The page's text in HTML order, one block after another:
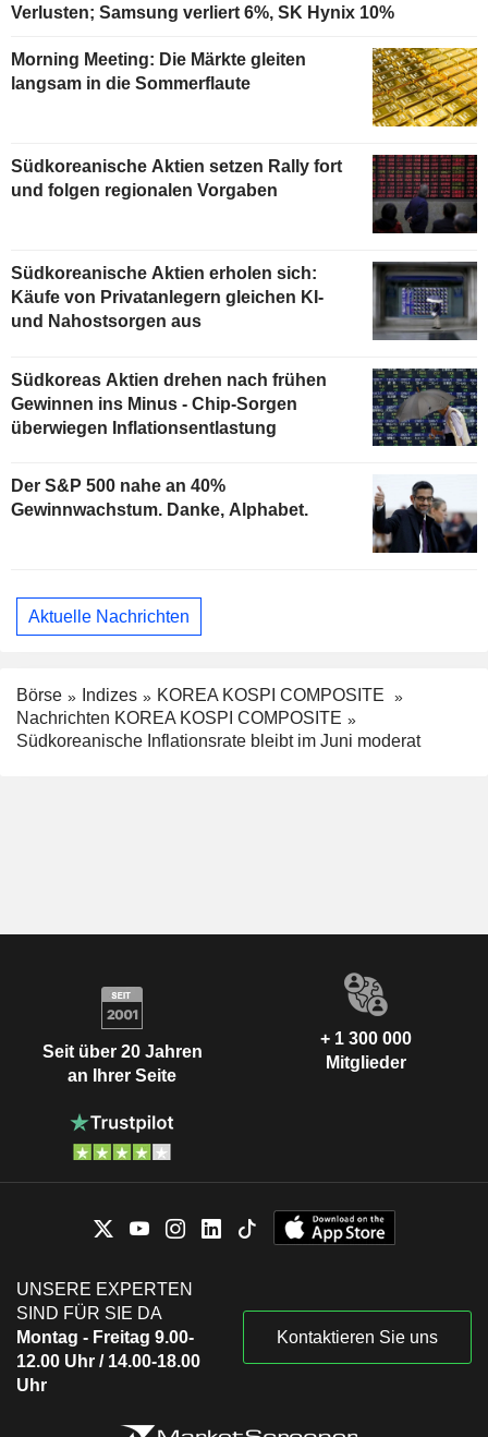
Verlusten; Samsung verliert 6%, SK Hynix 10%
Morning Meeting: Die Märkte gleiten
langsam in die Sommerflaute
Südkoreanische Aktien setzen Rally fort
und folgen regionalen Vorgaben
Südkoreanische Aktien erholen sich:
Käufe von Privatanlegern gleichen KI-
und Nahostsorgen aus
Südkoreas Aktien drehen nach frühen
Gewinnen ins Minus - Chip-Sorgen
überwiegen Inflationsentlastung
Der S&P 500 nahe an 40%
Gewinnwachstum. Danke, Alphabet.
Aktuelle Nachrichten
Börse Indizes
KOREA KOSPI COMPOSITE
Nachrichten KOREA KOSPI COMPOSITE
Südkoreanische Inflationsrate bleibt im Juni moderat
Seit über 20 Jahren
an Ihrer Seite
+ 1 300 000
Mitglieder
UNSERE EXPERTEN
SIND FÜR SIE DA
Montag - Freitag 9.00-
12.00 Uhr / 14.00-18.00
Uhr
Kontaktieren Sie uns